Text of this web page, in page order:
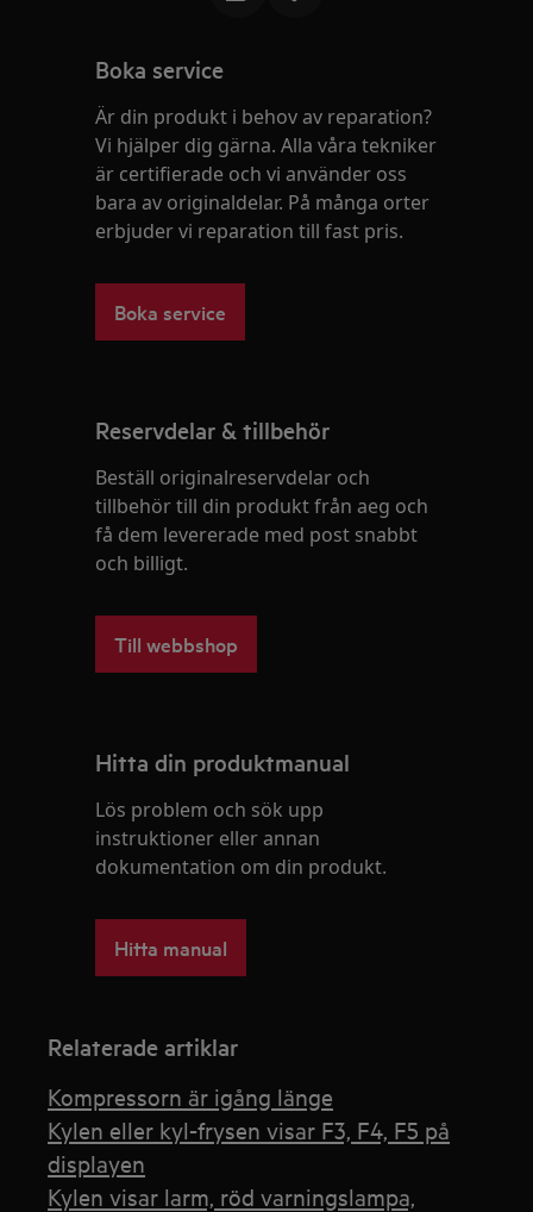
Boka service
Är din produkt i behov av reparation?
Vi hjälper dig gärna. Alla våra tekniker
är certifierade och vi använder oss
bara av originaldelar. På många orter
erbjuder vi reparation till fast pris.
Boka service
Reservdelar & tillbehör
Beställ originalreservdelar och
tillbehör till din produkt från aeg och
få dem levererade med post snabbt
och billigt.
Till webbshop
Hitta din produktmanual
Lös problem och sök upp
instruktioner eller annan
dokumentation om din produkt.
Hitta manual
Relaterade artiklar
Kompressorn är igång länge
Kylen eller kyl-frysen visar F3, F4, F5 på
displayen
Kylen visar larm, röd varningslampa,